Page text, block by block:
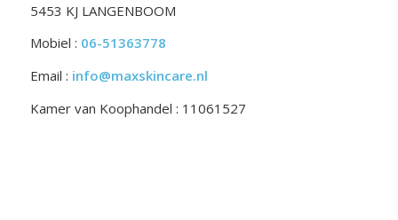
5453 KJ LANGENBOOM
Mobiel : 06-51363778
Email : info@maxskincare.nl
Kamer van Koophandel : 11061527